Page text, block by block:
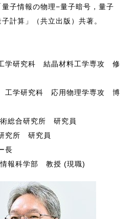
子情報の物理−量子暗号，量子
計算」（共立出版）共著。
研究科 結晶材料工学専攻 修
学研究科 応用物理学専攻 博
総合研究所 研究員
究所 研究員
長
報科学部 教授 (現職)